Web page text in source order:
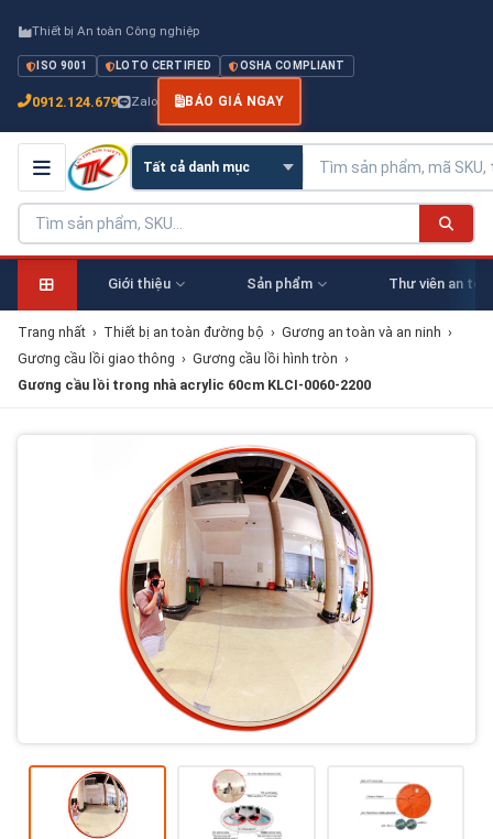
Thiết bị An toàn Công nghiệp
ISO 9001 LOTO CERTIFIED OSHA COMPLIANT
0912.124.679 Zalo BÁO GIÁ NGAY
Giới thiệu Sản phẩm Thư viên an
Trang nhất › Thiết bị an toàn đường bộ › Gương an toàn và an ninh ›
Gương cầu lồi giao thông › Gương cầu lồi hình tròn ›
Gương cầu lồi trong nhà acrylic 60cm KLCI-0060-2200